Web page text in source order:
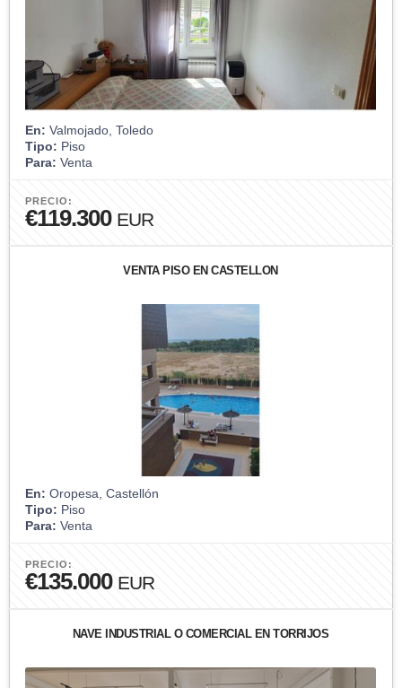
En: Valmojado, Toledo
Tipo: Piso
Para: Venta
PRECIO:
€119.300 EUR
VENTA PISO EN CASTELLÓN
En: Oropesa, Castellón
Tipo: Piso
Para: Venta
PRECIO:
€135.000 EUR
NAVE INDUSTRIAL O COMERCIAL EN TORRIJOS